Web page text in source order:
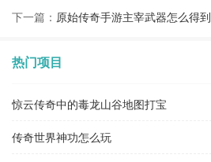
下一篇： 原始传奇手游主宰武器怎么得到
热门项目
惊云传奇中的毒龙山谷地图打宝
传奇世界神功怎么玩